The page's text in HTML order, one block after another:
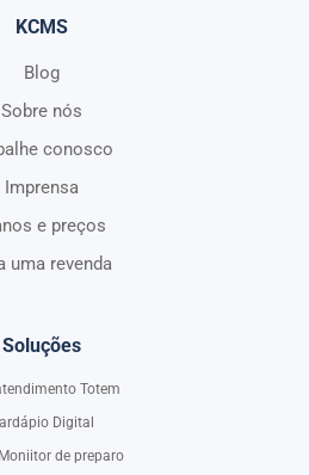
KCMS
Blog
Sobre nós
conosco
Imprensa
e preços
uma revenda
Soluções
Totem
Digital
de preparo